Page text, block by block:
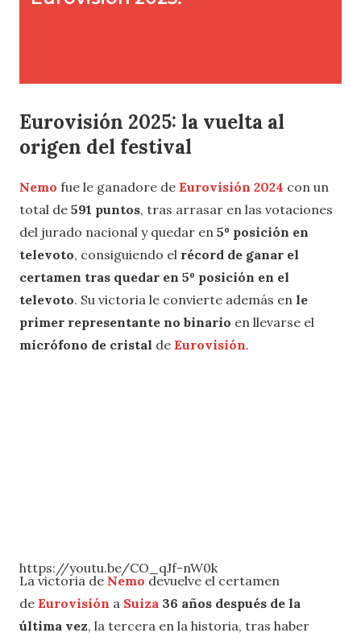
Eurovisión 2025: la vuelta al
origen del festival
Nemo fue le ganadore de Eurovisión 2024 con un
total de 591 puntos, tras arrasar en las votaciones
del jurado nacional y quedar en 5º posición en
televoto, consiguiendo el récord de ganar el
certamen tras quedar en 5º posición en el
televoto. Su victoria le convierte además en le
primer representante no binario en llevarse el
micrófono de cristal de Eurovisión.
https://youtu.be/CO_qJf-nW0k
La victoria de Nemo devuelve el certamen
de Eurovisión a Suiza 36 años después de la
última vez, la tercera en la historia, tras haber